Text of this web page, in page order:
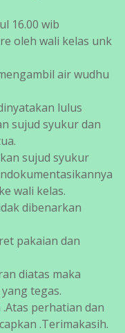
16.00 wib
oleh wali kelas unk
air wudhu
lulus
sujud syukur dan
sujud syukur
wali kelas.
dibenarkan
pakaian dan
diatas maka
tegas.
perhatian dan
.Terimakasih.